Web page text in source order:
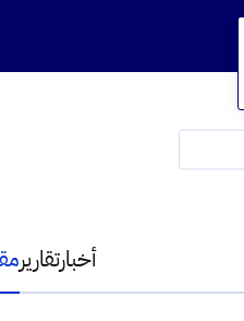
أخبارتقارير